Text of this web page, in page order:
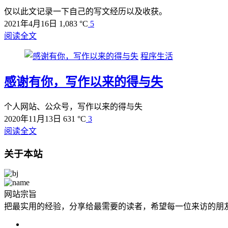
仅以此文记录一下自己的写文经历以及收获。
2021年4月16日 1,083 °C 5
阅读全文
程序生活
感谢有你，写作以来的得与失
个人网站、公众号，写作以来的得与失
2020年11月13日 631 °C 3
阅读全文
关于本站
网站宗旨
把最实用的经验，分享给最需要的读者，希望每一位来访的朋